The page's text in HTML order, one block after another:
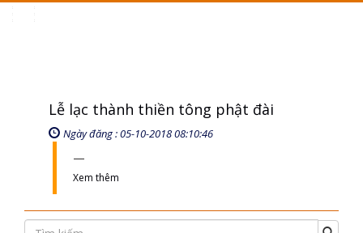
Lễ lạc thành thiền tông phật đài
Ngày đăng : 05-10-2018 08:10:46
Xem thêm